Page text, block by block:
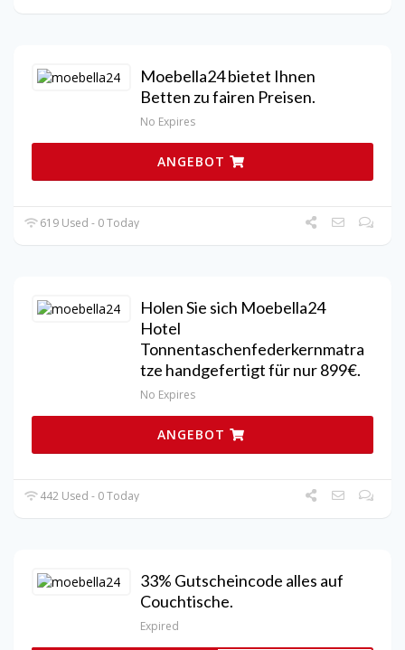
Moebella24 bietet Ihnen
Betten zu fairen Preisen.
No Expires
ANGEBOT
619 Used - 0 Today
Holen Sie sich Moebella24
Hotel
Tonnentaschenfederkernmatra
tze handgefertigt für nur 899€.
No Expires
ANGEBOT
442 Used - 0 Today
33% Gutscheincode alles auf
Couchtische.
Expired